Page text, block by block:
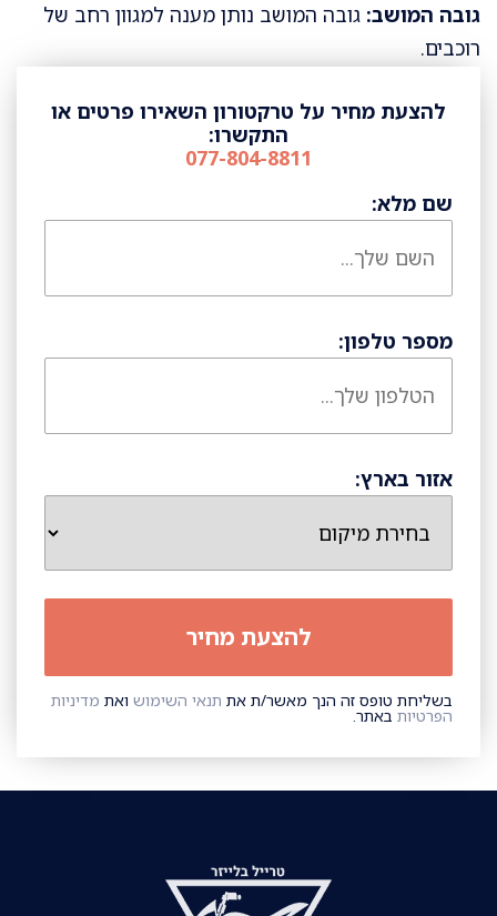
גובה המושב: גובה המושב נותן מענה למגוון רחב של
רוכבים.
להצעת מחיר על טרקטורון השאירו פרטים או
התקשרו:
077-804-8811
שם מלא:
מספר טלפון:
אזור בארץ:
בשליחת טופס זה הנך מאשר/ת את תנאי השימוש ואת מדיניות
הפרטיות באתר.